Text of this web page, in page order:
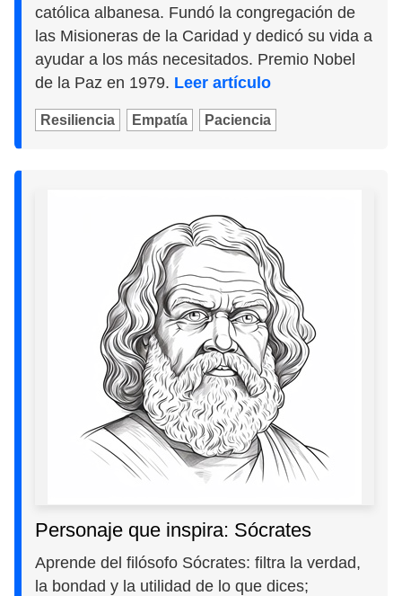
católica albanesa. Fundó la congregación de
las Misioneras de la Caridad y dedicó su vida a
ayudar a los más necesitados. Premio Nobel
de la Paz en 1979. Leer artículo
Resiliencia Empatía Paciencia
Personaje que inspira: Sócrates
Aprende del filósofo Sócrates: filtra la verdad,
la bondad y la utilidad de lo que dices;